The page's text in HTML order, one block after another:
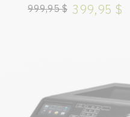
999,95 $ 399,95 $